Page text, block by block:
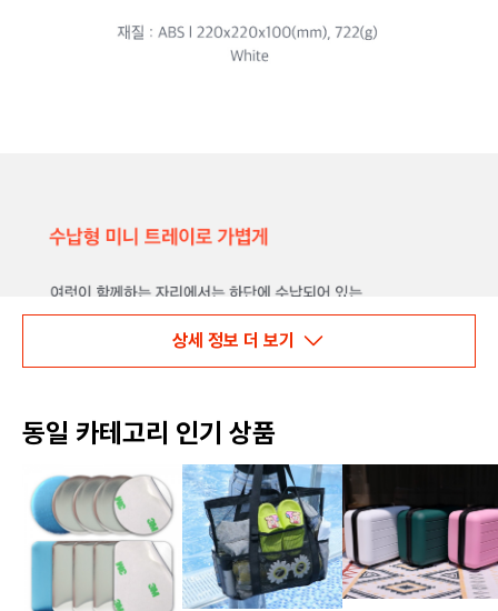
상세 정보 더 보기
동일 카테고리 인기 상품